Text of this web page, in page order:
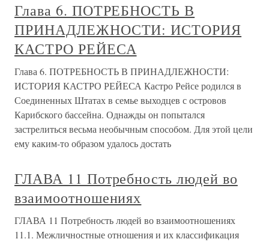
Глава 6. ПОТРЕБНОСТЬ В
ПРИНАДЛЕЖНОСТИ: ИСТОРИЯ
КАСТРО РЕЙЕСА
Глава 6. ПОТРЕБНОСТЬ В ПРИНАДЛЕЖНОСТИ:
ИСТОРИЯ КАСТРО РЕЙЕСА Кастро Рейсе родился в
Соединенных Штатах в семье выходцев с островов
Карибского бассейна. Однажды он попытался
застрелиться весьма необычным способом. Для этой цели
ему каким-то образом удалось достать
ГЛАВА 11 Потребность людей во
взаимоотношениях
ГЛАВА 11 Потребность людей во взаимоотношениях
11.1. Межличностные отношения и их классификация